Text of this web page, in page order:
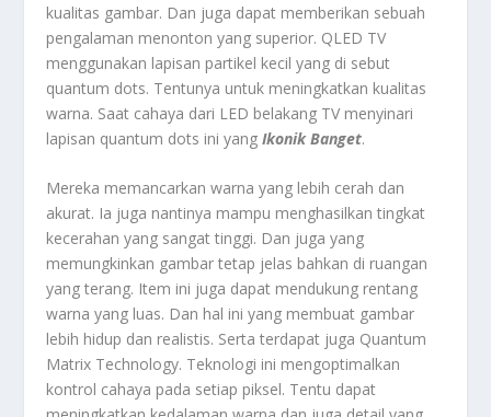
kualitas gambar. Dan juga dapat memberikan sebuah
pengalaman menonton yang superior. QLED TV
menggunakan lapisan partikel kecil yang di sebut
quantum dots. Tentunya untuk meningkatkan kualitas
warna. Saat cahaya dari LED belakang TV menyinari
lapisan quantum dots ini yangIkonik Banget.
Mereka memancarkan warna yang lebih cerah dan
akurat. Ia juga nantinya mampu menghasilkan tingkat
kecerahan yang sangat tinggi. Dan juga yang
memungkinkan gambar tetap jelas bahkan di ruangan
yang terang. Item ini juga dapat mendukung rentang
warna yang luas. Dan hal ini yang membuat gambar
lebih hidup dan realistis. Serta terdapat juga Quantum
Matrix Technology. Teknologi ini mengoptimalkan
kontrol cahaya pada setiap piksel. Tentu dapat